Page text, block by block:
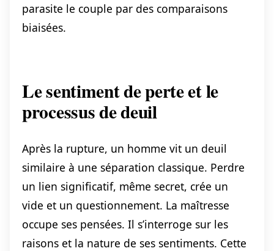
parasite le couple par des comparaisons
biaisées.
Le sentiment de perte et le
processus de deuil
Après la rupture, un homme vit un deuil
similaire à une séparation classique. Perdre
un lien significatif, même secret, crée un
vide et un questionnement. La maîtresse
occupe ses pensées. Il s’interroge sur les
raisons et la nature de ses sentiments. Cette